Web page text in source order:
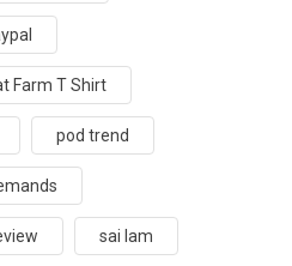
Farm T Shirt
pod trend
sai lam